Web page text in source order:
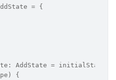
= {
AddState = initialState,
{